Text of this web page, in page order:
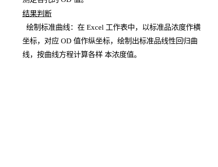
结果判断
绘制标准曲线：在 Excel 工作表中，以标准品浓度作横
坐标，对应OD 值作纵坐标，绘制出标准品线性回归曲
线，按曲线方程计算各样 本浓度值。